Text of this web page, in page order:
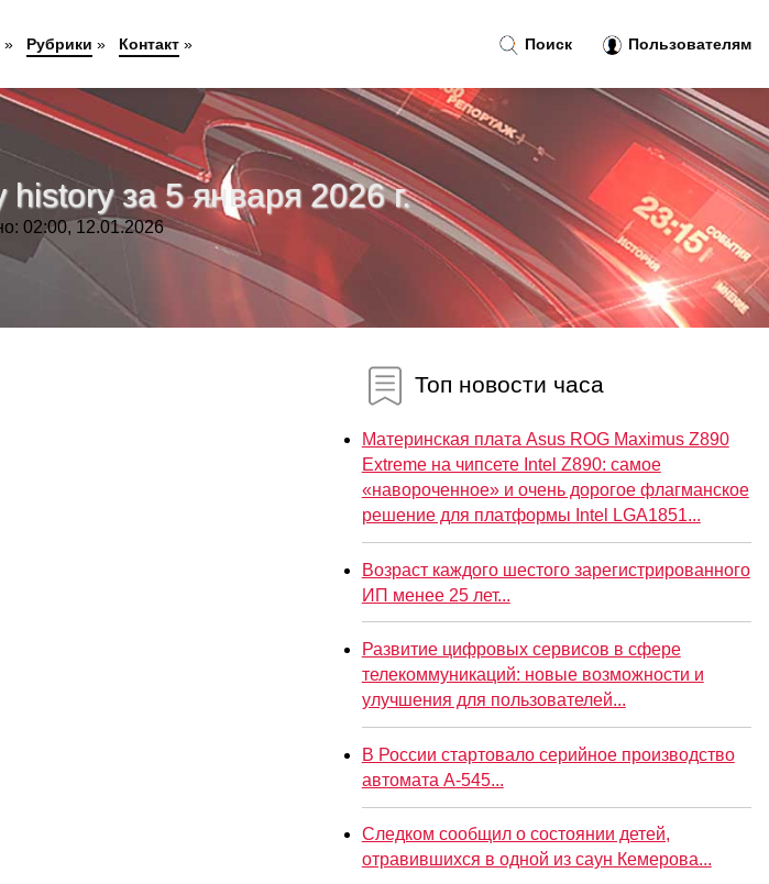
за 5 января 2026 г.
02:00, 12.01.2026
Топ новости часа
Материнская плата Asus ROG Maximus Z890
Extreme на чипсете Intel Z890: самое
«навороченное» и очень дорогое флагманское
решение для платформы Intel LGA1851...
Возраст каждого шестого зарегистрированного
ИП менее 25 лет...
Развитие цифровых сервисов в сфере
телекоммуникаций: новые возможности и
улучшения для пользователей...
В России стартовало серийное производство
автомата А-545...
Следком сообщил о состоянии детей,
отравившихся в одной из саун Кемерова...
Поиск Пользователям
» Рубрики » Контакт»